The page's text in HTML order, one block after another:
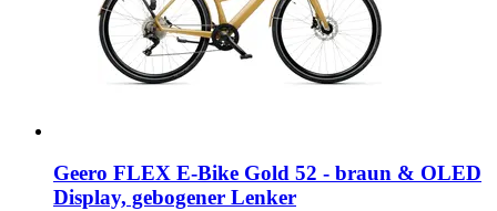
Geero FLEX E-​Bike Gold 52 -​ braun & OLED
Display, gebogener Lenker